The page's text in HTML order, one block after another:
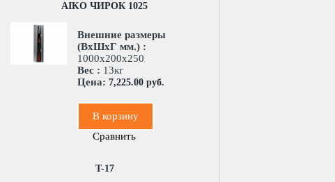
AIKO ЧИРОК 1025
Внешние размеры
(ВхШхГ мм.) :
1000x200x250
Вес : 13кг
Цена: 7,225.00 руб.
В корзину
Сравнить
T-17